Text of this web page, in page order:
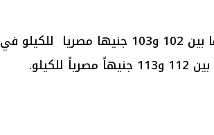
وتراوح سعر دجاج الساسو الأحمر ما بين 102 و103 جنيها مصريا للكيلو في